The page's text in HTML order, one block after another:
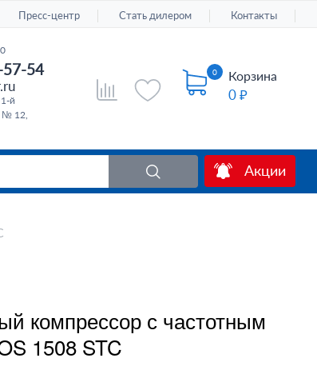
Пресс-центр Стать дилером Контакты
0 Корзина
0 ₽
57-54
й
№ 12,
Акции
компрессор с частотным
1508 STC